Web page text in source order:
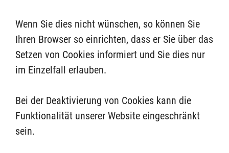
Wenn Sie dies nicht wünschen, so können Sie
Ihren Browser so einrichten, dass er Sie über das
Setzen von Cookies informiert und Sie dies nur
im Einzelfall erlauben.
Bei der Deaktivierung von Cookies kann die
Funktionalität unserer Website eingeschränkt
sein.